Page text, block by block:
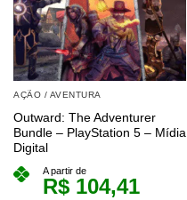
AÇÃO / AVENTURA
Outward: The Adventurer
Bundle – PlayStation 5 – Mídia
Digital
A partir de
R$ 104,41